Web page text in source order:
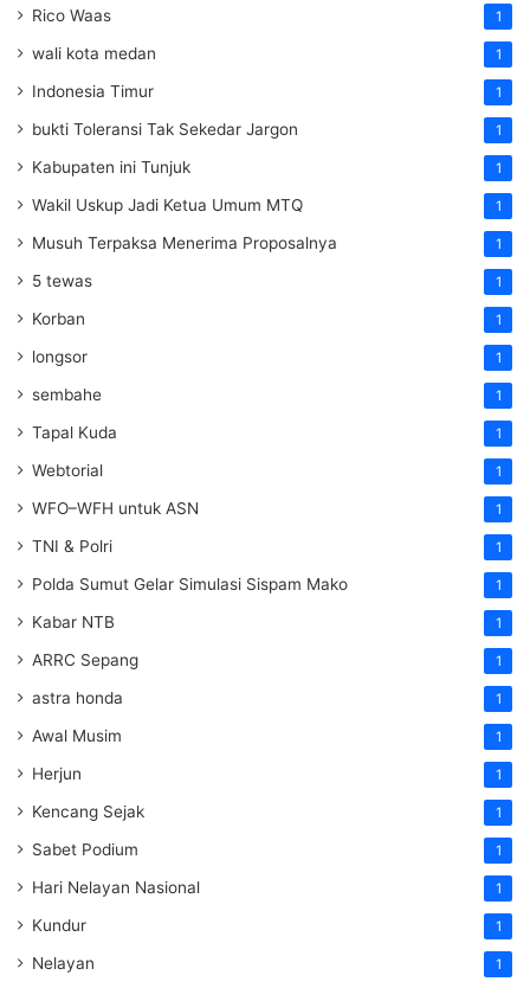
Rico Waas 1
wali kota medan 1
Indonesia Timur 1
bukti Toleransi Tak Sekedar Jargon 1
Kabupaten ini Tunjuk 1
Wakil Uskup Jadi Ketua Umum MTQ 1
Musuh Terpaksa Menerima Proposalnya 1
5 tewas 1
Korban 1
longsor 1
sembahe 1
Tapal Kuda 1
Webtorial 1
WFO–WFH untuk ASN 1
TNI & Polri 1
Polda Sumut Gelar Simulasi Sispam Mako 1
Kabar NTB 1
ARRC Sepang 1
astra honda 1
Awal Musim 1
Herjun 1
Kencang Sejak 1
Sabet Podium 1
Hari Nelayan Nasional 1
Kundur 1
Nelayan 1